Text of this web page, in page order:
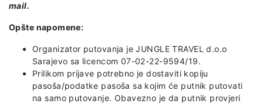
mail.
Opšte napomene:
Organizator putovanja je JUNGLE TRAVEL d.o.o
Sarajevo sa licencom 07-02-22-9594/19.
Prilikom prijave potrebno je dostaviti kopiju
pasoša/podatke pasoša sa kojim će putnik putovati
na samo putovanje. Obavezno je da putnik provjeri